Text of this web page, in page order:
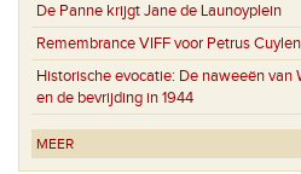
De Panne krijgt Jane de Launoyplein
Remembrance VIFF voor Petrus Cuylen
Historische evocatie: De naweeën van
en de bevrijding in 1944
MEER